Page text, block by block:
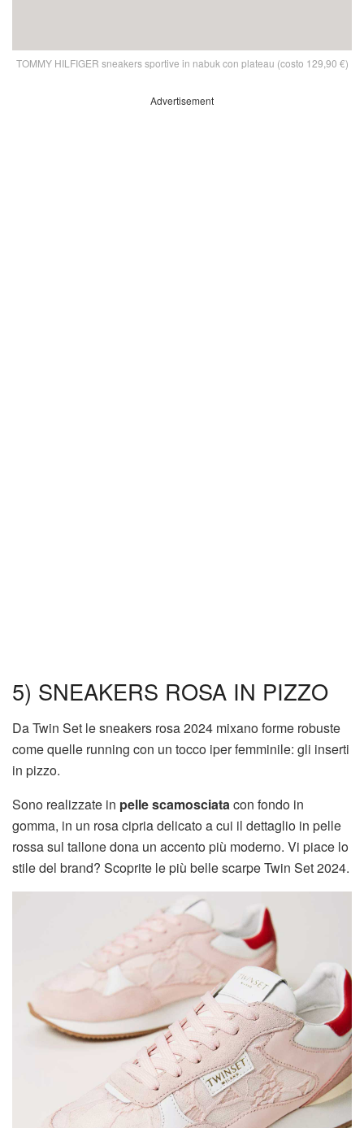
TOMMY HILFIGER sneakers sportive in nabuk con plateau (costo 129,90 €)
Advertisement
5) SNEAKERS ROSA IN PIZZO
Da Twin Set le sneakers rosa 2024 mixano forme robuste
come quelle running con un tocco iper femminile: gli inserti
in pizzo.
Sono realizzate in pelle scamosciatacon fondo in
gomma, in un rosa cipria delicato a cui il dettaglio in pelle
rossa sul tallone dona un accento più moderno. Vi piace lo
stile del brand? Scoprite le più belle scarpe Twin Set 2024.